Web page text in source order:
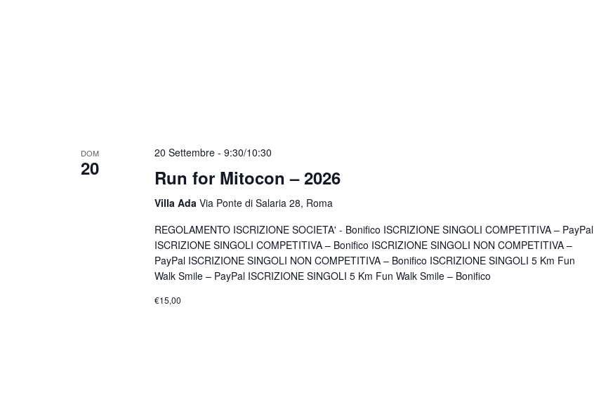
DOM
20
20 Settembre - 9:30/10:30
Run for Mitocon – 2026
Villa Ada Via Ponte di Salaria 28, Roma
REGOLAMENTO ISCRIZIONE SOCIETA' - Bonifico ISCRIZIONE SINGOLI COMPETITIVA – PayPal
ISCRIZIONE SINGOLI COMPETITIVA – Bonifico ISCRIZIONE SINGOLI NON COMPETITIVA –
PayPal ISCRIZIONE SINGOLI NON COMPETITIVA – Bonifico ISCRIZIONE SINGOLI 5 Km Fun
Walk Smile – PayPal ISCRIZIONE SINGOLI 5 Km Fun Walk Smile – Bonifico
€15,00